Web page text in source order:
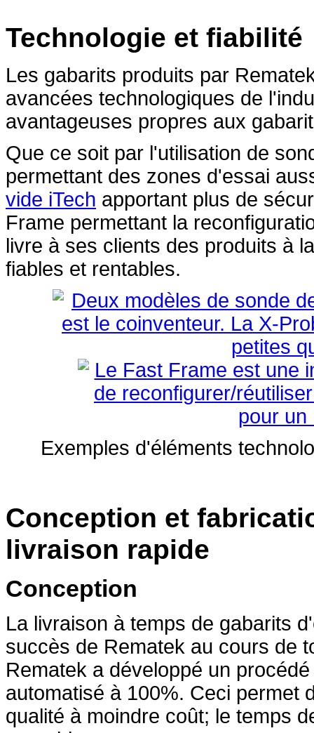
Technologie et fiabilité
Les gabarits produits par
avancées technologiques de
avantageuses propres aux
Que ce soit par l'utilisation de
permettant des zones d'essai
vide iTech apportant plus de
Frame permettant la
livre à ses clients des produits à
fiables et rentables.
Exemples d'éléments
Conception et
livraison rapide
Conception
La livraison à temps de gabarits
succès de Rematek au cours de
Rematek a développé un
automatisé à 100%. Ceci permet
qualité à moindre coût; le temps